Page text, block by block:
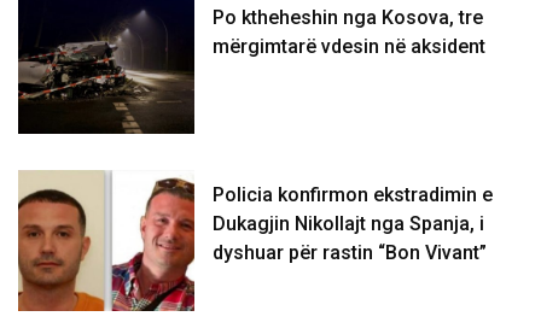
Po ktheheshin nga Kosova, tre
mërgimtarë vdesin në aksident
Policia konfirmon ekstradimin e
Dukagjin Nikollajt nga Spanja, i
dyshuar për rastin “Bon Vivant”